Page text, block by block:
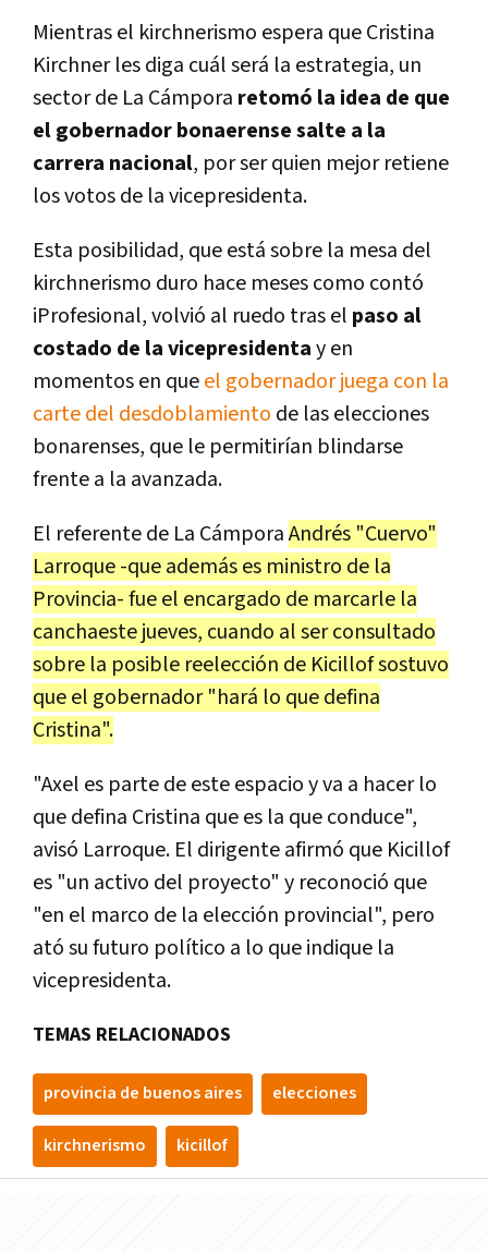
Mientras el kirchnerismo espera que Cristina
Kirchner les diga cuál será la estrategia, un
sector de La Cámpora retomó la idea de que
el gobernador bonaerense salte a la
carrera nacional, por ser quien mejor retiene
los votos de la vicepresidenta.
Esta posibilidad, que está sobre la mesa del
kirchnerismo duro hace meses como contó
iProfesional, volvió al ruedo tras el paso al
costado de la vicepresidentay en
momentos en queel gobernador juega con la
carte del desdoblamiento de las elecciones
bonarenses, que le permitirían blindarse
frente a la avanzada.
El referente de La CámporaAndrés "Cuervo"
Larroque -que además es ministro de la
Provincia- fue el encargado de marcarle la
canchaeste jueves, cuando al ser consultado
sobre la posible reelección de Kicillof sostuvo
que el gobernador "hará lo que defina
Cristina".
"Axel es parte de este espacio y va a hacer lo
que defina Cristina que es la que conduce",
avisó Larroque. El dirigente afirmó que Kicillof
es "un activo del proyecto" y reconoció que
"en el marco de la elección provincial", pero
ató su futuro político a lo que indique la
vicepresidenta.
TEMAS RELACIONADOS
provincia de buenos aires elecciones
kirchnerismo kicillof